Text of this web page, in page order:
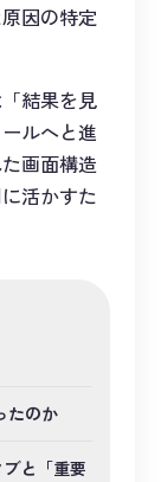
因の特定
結果を見
ルへと進
画面構造
活かすた
たのか
と「重要